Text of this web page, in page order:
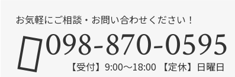
お気軽にご相談・お問い合わせください！
098-870-0595
【受付】9:00～18:00 【定休】日曜日